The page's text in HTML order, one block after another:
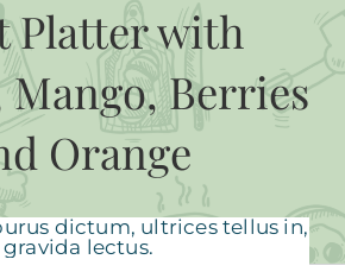
Platter with
Mango, Berries
Orange